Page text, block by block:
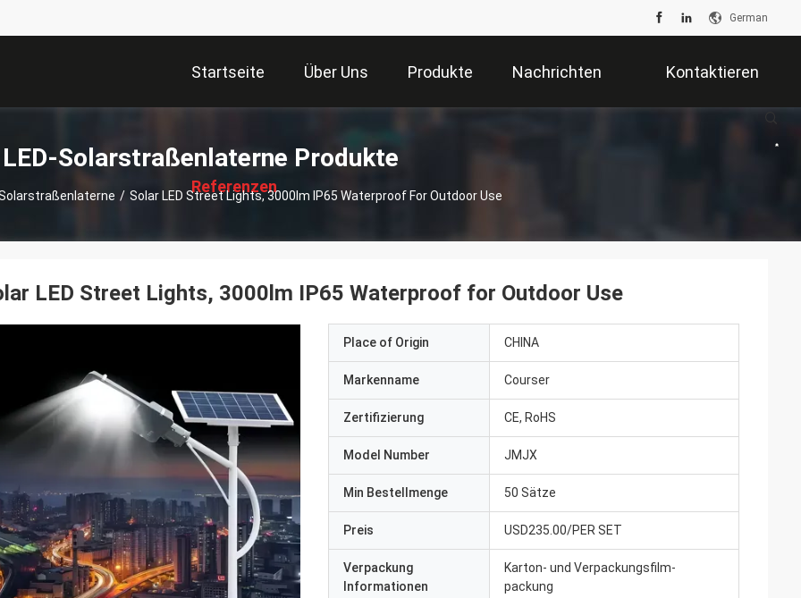
German
Startseite Über Uns Produkte Nachrichten Kontaktieren
述
Referenzen
LED-Solarstraßenlaterne Produkte
/ Solar LED Street Lights, 3000lm IP65 Waterproof For Outdoor Use
LED Street Lights, 3000lm IP65 Waterproof for Outdoor Use
Place of Origin CHINA
Markenname Courser
Zertifizierung CE, RoHS
Model Number JMJX
Min Bestellmenge 50 Sätze
Preis USD235.00/PER SET
Verpackung
Informationen
Karton- und Verpackungsfilm-
packung